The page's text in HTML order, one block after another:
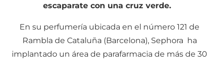
escaparate con una cruz verde.
En su perfumería ubicada en el número 121 de
Rambla de Cataluña (Barcelona), Sephora ha
implantado un área de parafarmacia de más de 30